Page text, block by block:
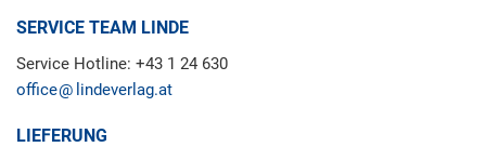
SERVICE TEAM LINDE
Service Hotline: +43 1 24 630
office
lindeverlag.at
LIEFERUNG